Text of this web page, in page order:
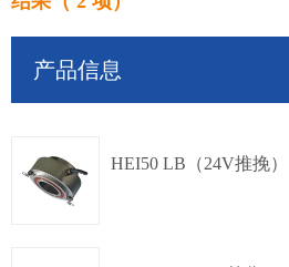
产品信息
HEI50 LB（24V推挽）